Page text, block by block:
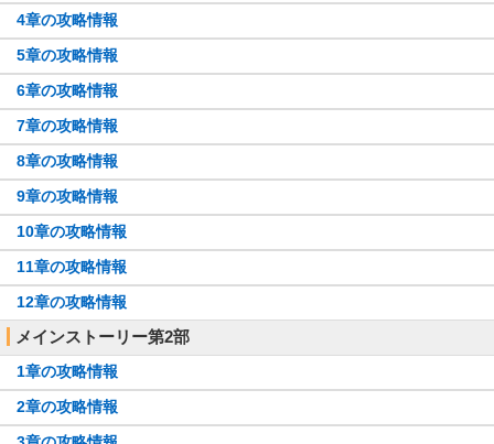
4章の攻略情報
5章の攻略情報
6章の攻略情報
7章の攻略情報
8章の攻略情報
9章の攻略情報
10章の攻略情報
11章の攻略情報
12章の攻略情報
メインストーリー第2部
1章の攻略情報
2章の攻略情報